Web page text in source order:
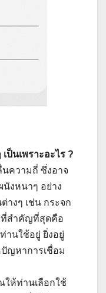
ป็นเพราะอะไร ?
ความถี่ ซึ่งอาจ
งหนาๆ อย่าง
างๆ เช่น กระจก
ที่สำคัญที่สุดคือ
านใช้อยู่ ยิ่งอยู่
ญหาการเชื่อม
ห้ท่านเลือกใช้